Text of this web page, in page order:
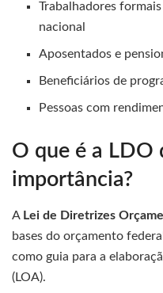
Trabalhadores
nacional
Aposentados e
Beneficiários de
Pessoas com
O que é a LDO
importância?
A Lei de Diretrizes
bases do orçamento
como guia para a
(LOA).